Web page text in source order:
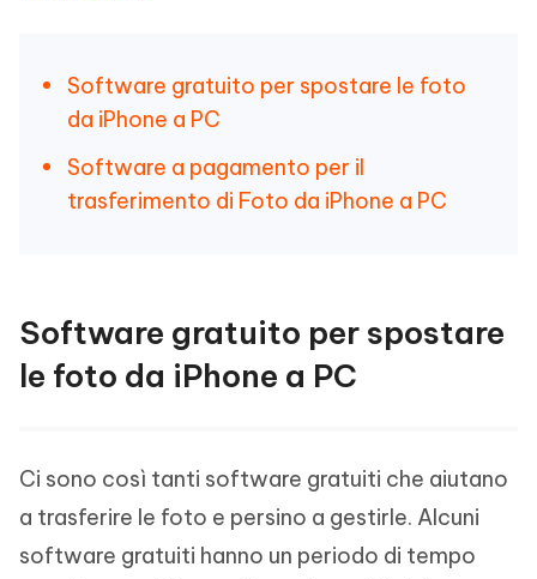
Software gratuito per spostare le foto
da iPhone a PC
Software a pagamento per il
trasferimento di Foto da iPhone a PC
Software gratuito per spostare
le foto da iPhone a PC
Ci sono così tanti software gratuiti che aiutano
a trasferire le foto e persino a gestirle. Alcuni
software gratuiti hanno un periodo di tempo